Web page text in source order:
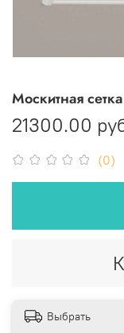
(0)
Москитная
21300.00
Выбрать